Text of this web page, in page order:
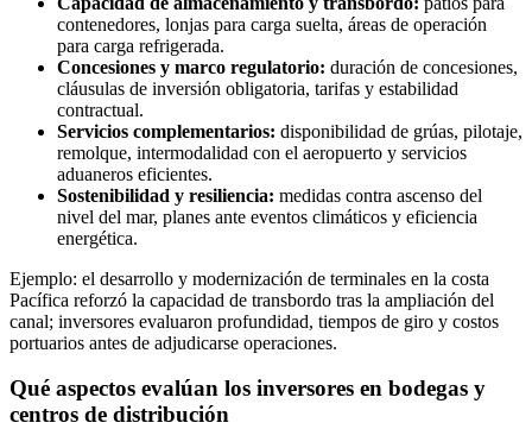
contenedores, lonjas para carga suelta, áreas de operación
para carga refrigerada.
Concesiones y marco regulatorio: duración de concesiones,
cláusulas de inversión obligatoria, tarifas y estabilidad
contractual.
Servicios complementarios: disponibilidad de grúas, pilotaje,
remolque, intermodalidad con el aeropuerto y servicios
aduaneros eficientes.
Sostenibilidad y resiliencia: medidas contra ascenso del
nivel del mar, planes ante eventos climáticos y eficiencia
energética.
Ejemplo: el desarrollo y modernización de terminales en la costa
Pacífica reforzó la capacidad de transbordo tras la ampliación del
canal; inversores evaluaron profundidad, tiempos de giro y costos
portuarios antes de adjudicarse operaciones.
Qué aspectos evalúan los inversores en bodegas y
centros de distribución